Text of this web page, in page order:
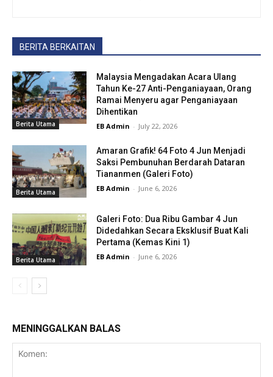
BERITA BERKAITAN
Berita Utama
Malaysia Mengadakan Acara Ulang
Tahun Ke-27 Anti-Penganiayaan, Orang
Ramai Menyeru agar Penganiayaan
Dihentikan
EB Admin - July 22, 2026
Berita Utama
Amaran Grafik! 64 Foto 4 Jun Menjadi
Saksi Pembunuhan Berdarah Dataran
Tiananmen (Galeri Foto)
EB Admin - June 6, 2026
Berita Utama
Galeri Foto: Dua Ribu Gambar 4 Jun
Didedahkan Secara Eksklusif Buat Kali
Pertama (Kemas Kini 1)
EB Admin - June 6, 2026
MENINGGALKAN BALAS